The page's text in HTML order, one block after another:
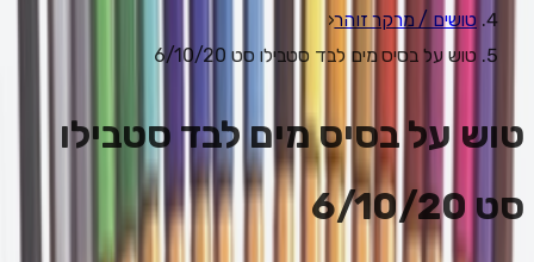
טושים / מרקר זוהר‹
טוש על בסיס מים לבד סטבילו סט 6/10/20
טוש על בסיס מים לבד סטבילו
סט 6/10/20